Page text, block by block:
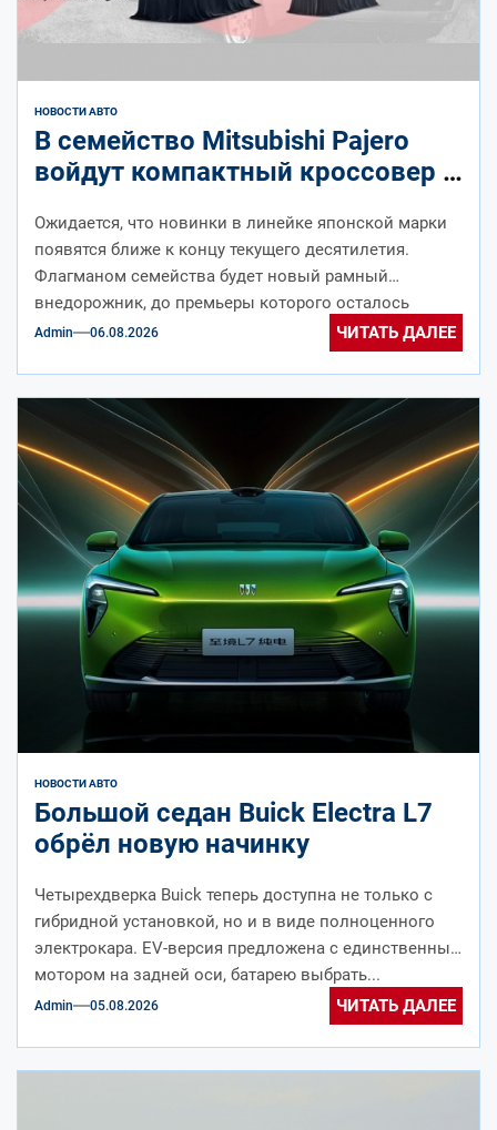
НОВОСТИ АВТО
В семейство Mitsubishi Pajero
войдут компактный кроссовер и
Ожидается, что новинки в линейке японской марки
появятся ближе к концу текущего десятилетия.
Флагманом семейства будет новый рамный
внедорожник, до премьеры которого осталось
меньше месяца....
Admin 06.08.2026 ЧИТАТЬ ДАЛЕЕ
НОВОСТИ АВТО
Большой седан Buick Electra L7
обрёл новую начинку
Четырехдверка Buick теперь доступна не только с
гибридной установкой, но и в виде полноценного
электрокара. EV-версия предложена с единственным
мотором на задней оси, батарею выбрать...
Admin 05.08.2026 ЧИТАТЬ ДАЛЕЕ